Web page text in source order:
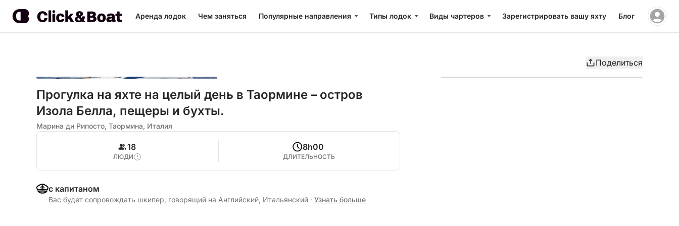
Аренда лодок Чем заняться Популярные направления Типы лодок Виды чартеров Зарегистрировать вашу яхту Блог
Поделиться
Прогулка на яхте на целый день в Таормине – остров
Изола Белла, пещеры и бухты.
Марина ди Рипосто, Таормина, Италия
18
ЛЮДИ
8h00
ДЛИТЕЛЬНОСТЬ
с капитаном
Вас будет сопровождать шкипер, говорящий на Английский, Итальянский · Узнать больше